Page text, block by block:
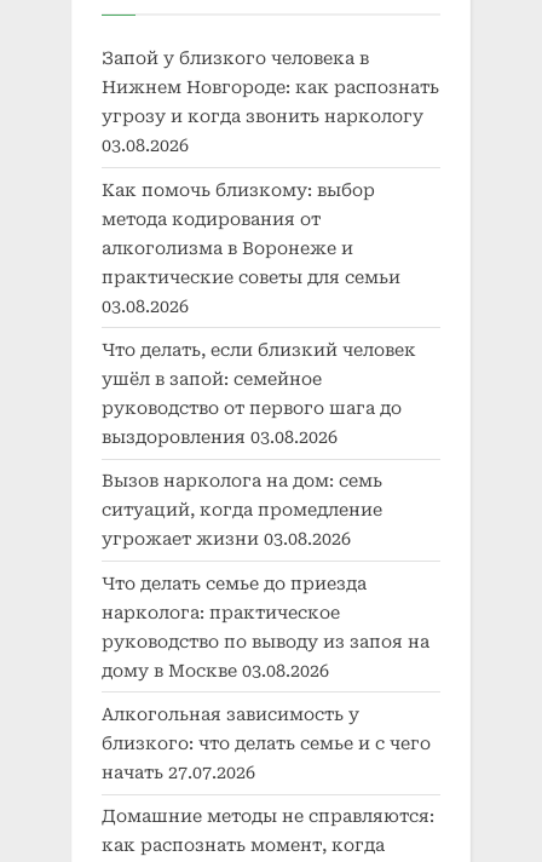
Запой у близкого человека в
Нижнем Новгороде: как распознать
угрозу и когда звонить наркологу
03.08.2026
Как помочь близкому: выбор
метода кодирования от
алкоголизма в Воронеже и
практические советы для семьи
03.08.2026
Что делать, если близкий человек
ушёл в запой: семейное
руководство от первого шага до
выздоровления 03.08.2026
Вызов нарколога на дом: семь
ситуаций, когда промедление
угрожает жизни 03.08.2026
Что делать семье до приезда
нарколога: практическое
руководство по выводу из запоя на
дому в Москве 03.08.2026
Алкогольная зависимость у
близкого: что делать семье и с чего
начать 27.07.2026
Домашние методы не справляются:
как распознать момент, когда